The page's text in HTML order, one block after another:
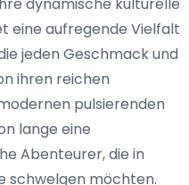
eine aufregende Vielfalt
jeden Geschmack und
ihren reichen
pulsierenden
lange eine
Abenteurer, die in
schwelgen möchten.